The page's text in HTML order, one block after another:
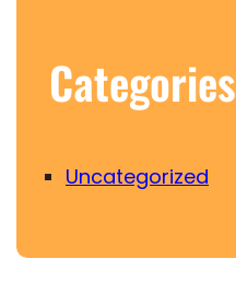
Categories
Uncategorized